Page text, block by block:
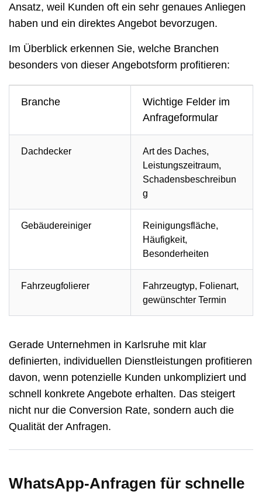
Ansatz, weil Kunden oft ein sehr genaues Anliegen
haben und ein direktes Angebot bevorzugen.
Im Überblick erkennen Sie, welche Branchen
besonders von dieser Angebotsform profitieren:
Branche
Wichtige Felder im
Anfrageformular
Dachdecker
Art des Daches,
Leistungszeitraum,
Schadensbeschreibun
g
Gebäudereiniger
Reinigungsfläche,
Häufigkeit,
Besonderheiten
Fahrzeugfolierer
Fahrzeugtyp, Folienart,
gewünschter Termin
Gerade Unternehmen in Karlsruhe mit klar
definierten, individuellen Dienstleistungen profitieren
davon, wenn potenzielle Kunden unkompliziert und
schnell konkrete Angebote erhalten. Das steigert
nicht nur die Conversion Rate, sondern auch die
Qualität der Anfragen.
WhatsApp-Anfragen für schnelle